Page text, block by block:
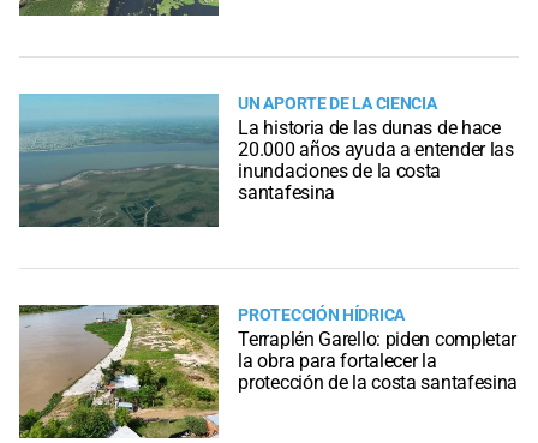
UN APORTE DE LA CIENCIA
La historia de las dunas de hace
20.000 años ayuda a entender las
inundaciones de la costa
santafesina
PROTECCIÓN HÍDRICA
Terraplén Garello: piden completar
la obra para fortalecer la
protección de la costa santafesina